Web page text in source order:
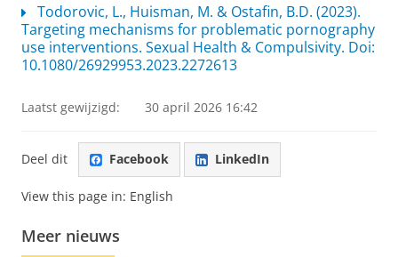
Todorovic, L., Huisman, M. & Ostafin, B.D. (2023).
Targeting mechanisms for problematic pornography
use interventions. Sexual Health & Compulsivity. Doi:
10.1080/26929953.2023.2272613
Laatst gewijzigd: 30 april 2026 16:42
Deel dit Facebook LinkedIn
View this page in: English
Meer nieuws